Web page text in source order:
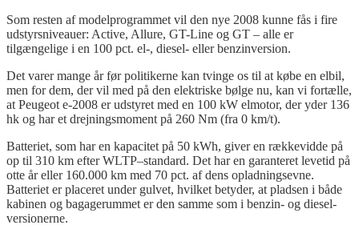
Som resten af modelprogrammet vil den nye 2008 kunne fås i fire
udstyrsniveauer: Active, Allure, GT-Line og GT – alle er
tilgængelige i en 100 pct. el-, diesel- eller benzinversion.
Det varer mange år før politikerne kan tvinge os til at købe en elbil,
men for dem, der vil med på den elektriske bølge nu, kan vi fortælle,
at Peugeot e-2008 er udstyret med en 100 kW elmotor, der yder 136
hk og har et drejningsmoment på 260 Nm (fra 0 km/t).
Batteriet, som har en kapacitet på 50 kWh, giver en rækkevidde på
op til 310 km efter WLTP–standard. Det har en garanteret levetid på
otte år eller 160.000 km med 70 pct. af dens opladningsevne.
Batteriet er placeret under gulvet, hvilket betyder, at pladsen i både
kabinen og bagagerummet er den samme som i benzin- og diesel-
versionerne.